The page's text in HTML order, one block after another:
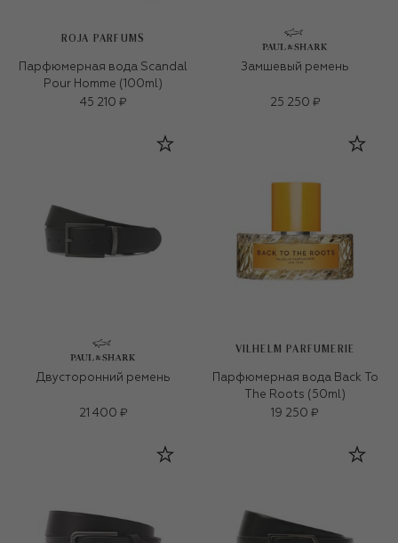
ROJA PARFUMS
Парфюмерная вода Scandal
Pour Homme (100ml)
45 210 ₽
Замшевый ремень
25 250 ₽
Двусторонний ремень
21 400 ₽
VILHELM PARFUMERIE
Парфюмерная вода Back To
The Roots (50ml)
19 250 ₽